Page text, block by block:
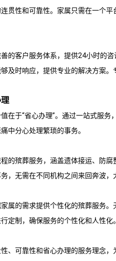
贯性和可靠性。家属只需在一个
的客户服务体系，提供24小时的
及时响应，提供专业的解决方案
在于“省心办理”。通过一站式服
中分心处理繁琐的事务。
的殡葬服务，涵盖遗体接运、防
，无需在不同机构之间来回奔波，
属的需求提供个性化的殡葬服务
定制，确保服务的个性化和人性化。
、可靠性和省心办理的服务理念